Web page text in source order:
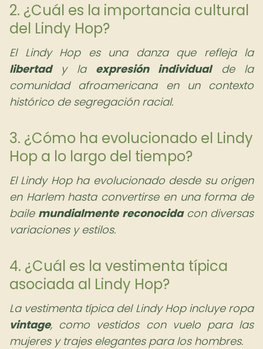
2. ¿Cuál es la importancia cultural
del Lindy Hop?
El Lindy Hop es una danza que refleja la
libertady la expresión individualde la
comunidad afroamericana en un contexto
histórico de segregación racial.
3. ¿Cómo ha evolucionado el Lindy
Hop a lo largo del tiempo?
El Lindy Hop ha evolucionado desde su origen
en Harlem hasta convertirse en una forma de
baile mundialmente reconocidacon diversas
variaciones y estilos.
4. ¿Cuál es la vestimenta típica
asociada al Lindy Hop?
La vestimenta típica del Lindy Hop incluye ropa
vintage, como vestidos con vuelo para las
mujeres y trajes elegantes para los hombres.